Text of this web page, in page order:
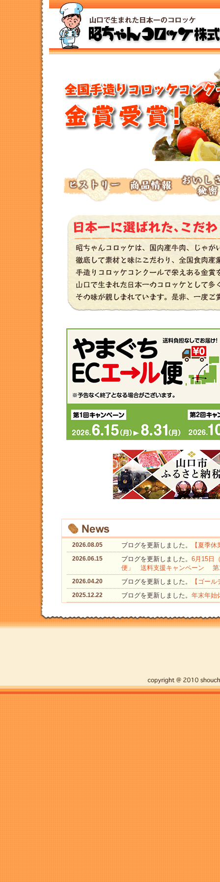
トップページへ
2026.08.05 ブログを更新しました。 【夏季
2026.06.15 ブログを更新しました。 6月15日
便」 送料支援キャンペーン 第
2026.04.20 ブログを更新しました。 【ゴー
2025.12.22 ブログを更新しました。 年末年始